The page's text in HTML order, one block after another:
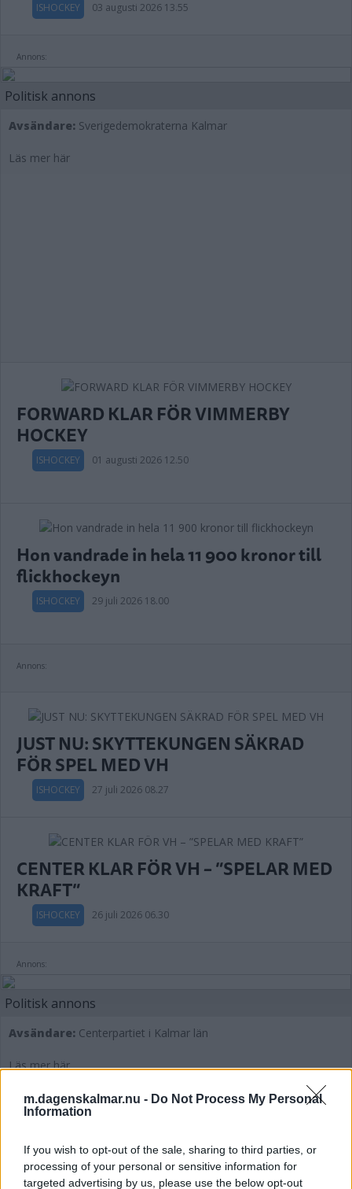
m.dagenskalmar.nu - Do Not Process My Personal
Information
If you wish to opt-out of the sale, sharing to third parties, or
processing of your personal or sensitive information for
targeted advertising by us, please use the below opt-out
ISHOCKEY 03 augusti 2026 13.55
Annons:
Politisk annons
Avsändare: Sverigedemokraterna Kalmar
Läs mer här
FORWARD KLAR FÖR VIMMERBY
HOCKEY
ISHOCKEY 01 augusti 2026 12.50
Hon vandrade in hela 11 900 kronor till
flickhockeyn
ISHOCKEY 29 juli 2026 18.00
Annons:
JUST NU: SKYTTEKUNGEN SÄKRAD
FÖR SPEL MED VH
ISHOCKEY 27 juli 2026 08.27
CENTER KLAR FÖR VH – ”SPELAR MED
KRAFT”
ISHOCKEY 26 juli 2026 06.30
Annons:
Politisk annons
Avsändare: Centerpartiet i Kalmar län
Läs mer här
TUNGT SHL-MERITERAD BACK KLAR
FÖR KALMAR HC